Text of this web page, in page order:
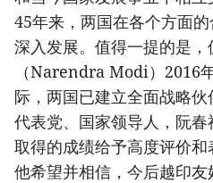
45年来，两国在各个方面
深入发展。值得一提的是，
（Narendra Modi）2016
际，两国已建立全面战略伙
代表党、国家领导人，阮
取得的成绩给予高度评价和
他希望并相信，今后越印